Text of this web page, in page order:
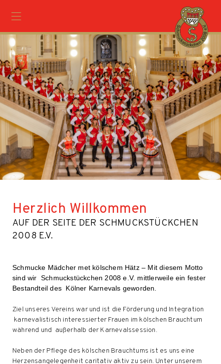
Herzlich Willkommen
AUF DER SEITE DER SCHMUCKSTÜCKCHEN
2008 E.V.
Schmucke Mädcher met kölschem Hätz – Mit diesem Motto
sind wir Schmuckstückchen 2008 e.V. mittlerweile ein fester
Bestandteil des Kölner Karnevals geworden.
Ziel unseres Vereins war und ist die Förderung und Integration
karnevalistisch interessierter Frauen im kölschen Brauchtum
während und außerhalb der Karnevalssession.
Neben der Pflege des kölschen Brauchtums ist es uns eine
Herzensangelegenheit caritativ aktiv zu sein. Unter unserem